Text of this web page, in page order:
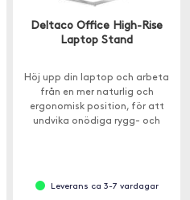
Deltaco Office High-Rise
Laptop Stand
Höj upp din laptop och arbeta
från en mer naturlig och
ergonomisk position, för att
undvika onödiga rygg- och
Leverans ca 3-7 vardagar